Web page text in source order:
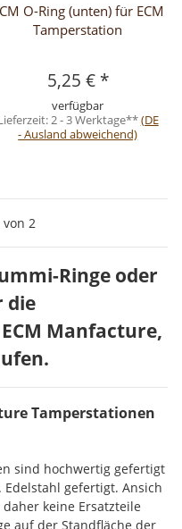
O-Ring (unten) für ECM
Tamperstation
5,25 € *
verfügbar
2 - 3 Werktage**(DE
- Ausland abweichend)
von 2
Ringe oder
die
Manfacture,
Tamperstationen
sind hochwertig gefertigt
gefertigt. Ansich
keine Ersatzteile
auf der Standfläche der